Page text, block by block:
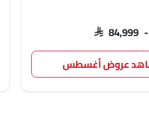
SAR 84,999
عروض أغسطس